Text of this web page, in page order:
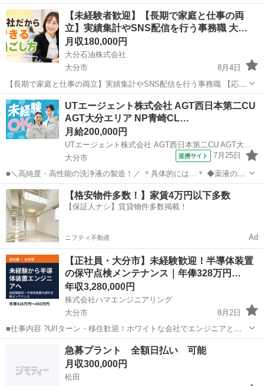
付け、鍛冶工事 3.機械器具の取り付け 現場8:00~17:00 休憩９０分 土
日祝は休日ですが、現場の都合で出勤をお願いする時が有ります。 技
能手当...
大分 大分市 高城駅 機械
【未経験者歓迎】【長期で家庭と仕事の両
立】実績集計やSNS配信を行う事務職 大…
月収180,000円
大分石油株式会社
大分市
8月4日
【長期で家庭と仕事の両立】実績集計やSNS配信を行う事務職 【応募
先企業名】大分石油株式会社 【雇用形態】正社員 【職種】一般事務
【応募資格】 ・日本語ネイティブレベルの方に限る【仕事内容】 ＼あ
なたはいくつ当てはまりま...
大分 大分市 未経験
UTエージェント株式会社 AGT西日本第二CU
AGT大分エリア NP青崎CL…
月給200,000円
UTエージェント株式会社 AGT西日本第二CU AGT大分エリア NP青崎CL 《JQRJ1C》
大分市
提携サイト 7月25日
■＼高純度・高性能の洗浄液の製造！／ ＊具体的には…＊ ◆薬液の製
造 ・充填作業 ・検査作業 ・梱包作業 ※配属部署によって、行う作業
は異なります ☆薬液の入った一斗缶を押す作業などもあるので 体を動
かすことが好きな方...
大分 大分市 倉庫管理
【格安物件多数！】家賃4万円以下多数
【保証人ナシ】賃貸物件多数掲載！
ニフティ不動産 Ad
【正社員・大分市】未経験歓迎！半導体装置
の保守点検メンテナンス｜年俸328万円…
年収3,280,000円
株式会社ハマエンジニアリング
大分市
8月2日
■仕事内容 ?U/Iターン・移住歓迎！ホワイトな会社でエンジニアとし
てのキャリアを築きませんか？！? ＼ハマエンジニアリングで働く3つ
の魅力／ 有給取得率は88.7%！ 福利厚生も手厚く、引越し手当も全額
負担！ ...
技術 未経験
急募プラント 全額日払い 可能
月収300,000円
松田